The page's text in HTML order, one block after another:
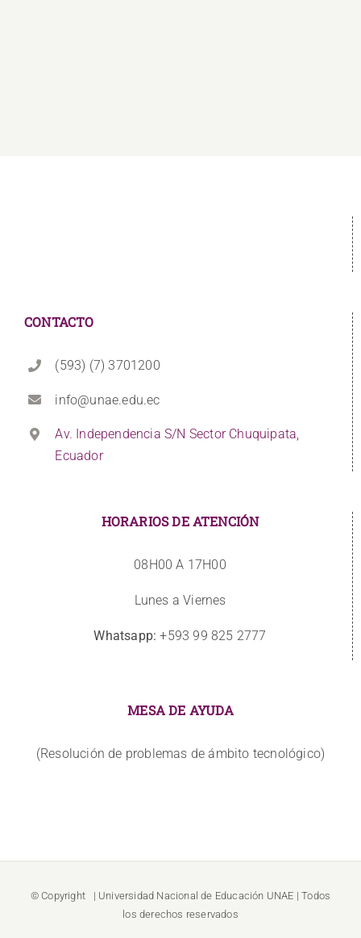
CONTACTO
(593) (7) 3701200
info@unae.edu.ec
Av. Independencia S/N Sector Chuquipata,
Ecuador
HORARIOS DE ATENCIÓN
08H00 A 17H00
Lunes a Viernes
Whatsapp: +593 99 825 2777
MESA DE AYUDA
(Resolución de problemas de ámbito tecnológico)
© Copyright | Universidad Nacional de Educación UNAE | Todos
los derechos reservados